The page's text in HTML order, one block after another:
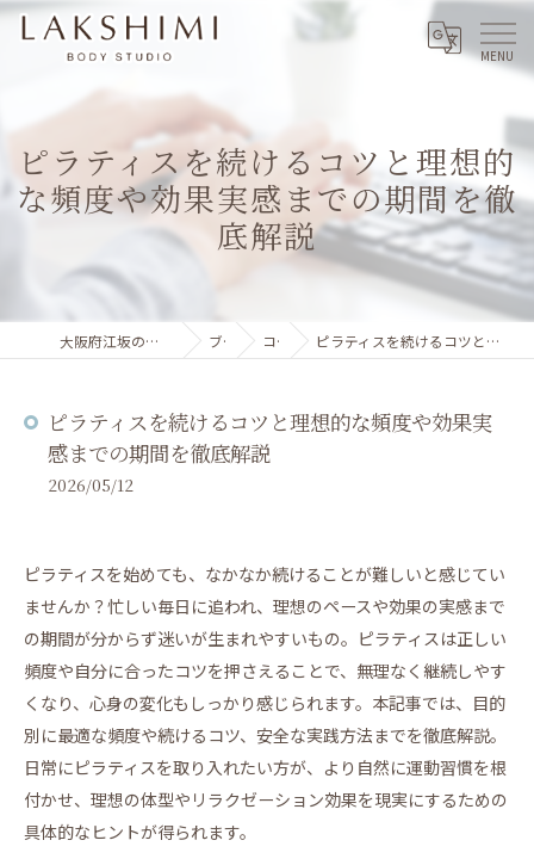
ピラティスを続けるコツと理想的
な頻度や効果実感までの期間を徹
底解説
大阪府江坂のパーソナルジムならLAKSHIMI ブログ コラム ピラティスを続けるコツと理想的な頻度や効果実感までの期間を徹底解説
ピラティスを続けるコツと理想的な頻度や効果実
感までの期間を徹底解説
2026/05/12
ピラティスを始めても、なかなか続けることが難しいと感じてい
ませんか？忙しい毎日に追われ、理想のペースや効果の実感まで
の期間が分からず迷いが生まれやすいもの。ピラティスは正しい
頻度や自分に合ったコツを押さえることで、無理なく継続しやす
くなり、心身の変化もしっかり感じられます。本記事では、目的
別に最適な頻度や続けるコツ、安全な実践方法までを徹底解説。
日常にピラティスを取り入れたい方が、より自然に運動習慣を根
付かせ、理想の体型やリラクゼーション効果を現実にするための
具体的なヒントが得られます。